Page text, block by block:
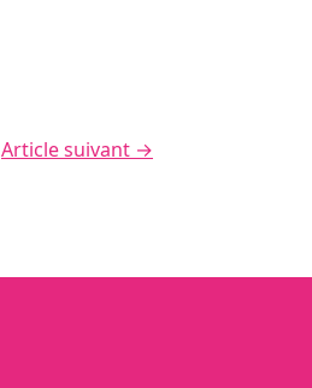
Article suivant →